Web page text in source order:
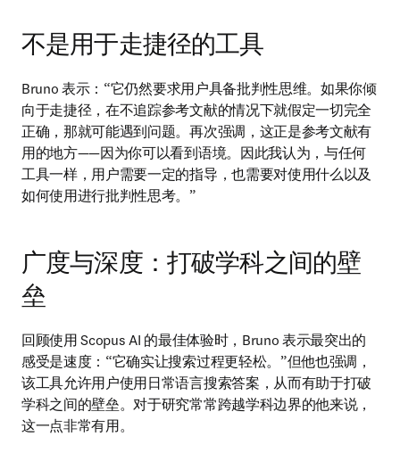
不是用于走捷径的工具
Bruno 表示：“它仍然要求用户具备批判性思维。如果你倾
向于走捷径，在不追踪参考文献的情况下就假定一切完全
正确，那就可能遇到问题。再次强调，这正是参考文献有
用的地方——因为你可以看到语境。因此我认为，与任何
工具一样，用户需要一定的指导，也需要对使用什么以及
如何使用进行批判性思考。”
广度与深度：打破学科之间的壁
垒
回顾使用 Scopus AI 的最佳体验时，Bruno 表示最突出的
感受是速度：“它确实让搜索过程更轻松。”但他也强调，
该工具允许用户使用日常语言搜索答案，从而有助于打破
学科之间的壁垒。对于研究常常跨越学科边界的他来说，
这一点非常有用。